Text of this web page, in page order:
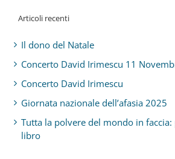
Articoli recenti
Il dono del Natale
Concerto David Irimescu 11
Concerto David Irimescu
Giornata nazionale dell’afasia 2025
Tutta la polvere del mondo in faccia:
libro